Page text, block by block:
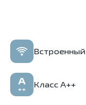
Класс А++